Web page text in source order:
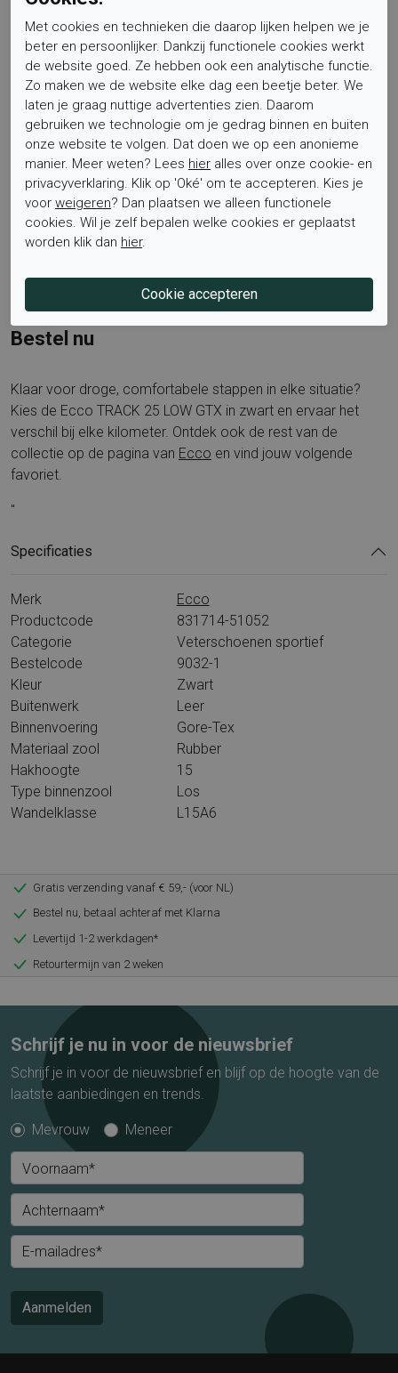
nauwkeurig af.
Is het voetbed uitneembaar? Ja, het voetbed is
verwisselbaar en kan eenvoudig vervangen worden door
eigen steunzolen. Dit vergroot het loopcomfort en maakt
onderhoud makkelijker.
Hoe zit het met grip en demping? De robuuste rubber zool
levert betrouwbare tractie, terwijl een lichtgewicht, direct
geïnjecteerde tussenzool van PU schuim voor soepele
lange dagen op de been merkbaar ontspannender.
Bestel nu
Klaar voor droge, comfortabele stappen in elke situatie?
Kies de Ecco TRACK 25 LOW GTX in zwart en ervaar het
verschil bij elke kilometer. Ontdek ook de rest van de
collectie op de pagina van Ecco en vind jouw volgende
favoriet.
"
Specificaties
Merk
Ecco
Productcode
831714-51052
Categorie
Veterschoenen sportief
Bestelcode
9032-1
Kleur
Zwart
Buitenwerk
Leer
Binnenvoering
Gore-Tex
Materiaal zool
Rubber
Hakhoogte
15
Type binnenzool
Los
Wandelklasse
L15A6
Gratis verzending vanaf € 59,- (voor NL)
Bestel nu, betaal achteraf met Klarna
Levertijd 1-2 werkdagen*
Retourtermijn van 2 weken
Schrijf je nu in voor de nieuwsbrief
Schrijf je in voor de nieuwsbrief en blijf op de hoogte van de
laatste aanbiedingen en trends.
Mevrouw Meneer
Voornaam*
Achternaam*
E-mailadres*
Aanmelden
Met cookies en technieken die daarop lijken helpen we je
beter en persoonlijker. Dankzij functionele cookies werkt
de website goed. Ze hebben ook een analytische functie.
Zo maken we de website elke dag een beetje beter. We
laten je graag nuttige advertenties zien. Daarom
gebruiken we technologie om je gedrag binnen en buiten
onze website te volgen. Dat doen we op een anonieme
manier. Meer weten? Lees hier alles over onze cookie- en
privacyverklaring. Klik op 'Oké' om te accepteren. Kies je
voor weigeren? Dan plaatsen we alleen functionele
cookies. Wil je zelf bepalen welke cookies er geplaatst
worden klik dan hier.